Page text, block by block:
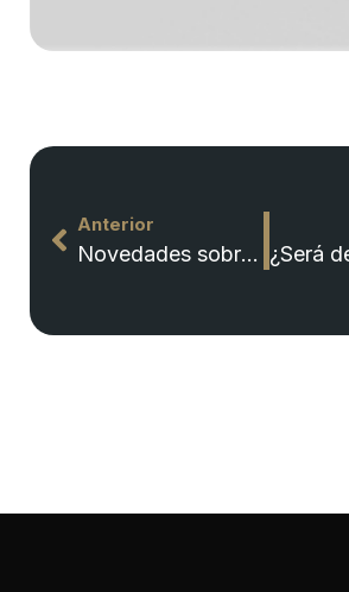
Anterior
Novedades sobre acciones de nulidad de condiciones generales de contratación